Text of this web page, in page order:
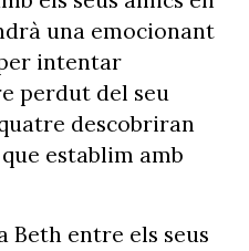
una emocionant
intentar
perdut del seu
descobriran
establim amb
Beth entre els seus